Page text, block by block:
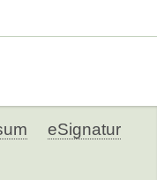
eSignatur